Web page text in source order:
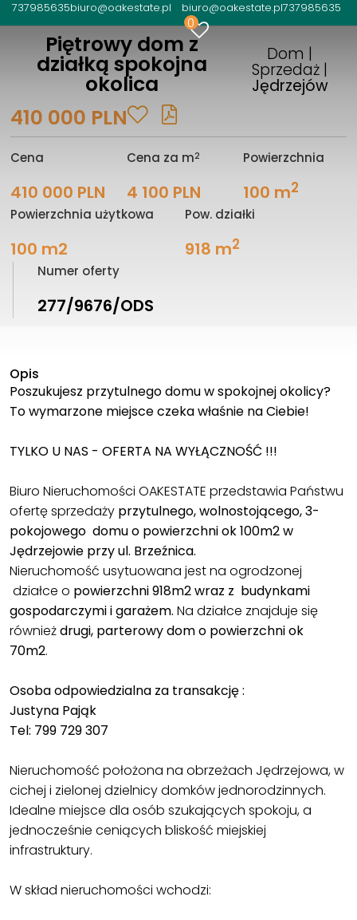
737985635biuro@oakestate.pl biuro@oakestate.pl737985635
0
Piętrowy dom z
działką spokojna
okolica
Dom |
Sprzedaż |
Jędrzejów
410 000 PLN
Cena
410 000 PLN
Cena za m2
4 100 PLN
Powierzchnia
100 m2
Powierzchnia użytkowa
100 m2
Pow. działki
918 m2
Numer oferty
277/9676/ODS
Opis
Poszukujesz przytulnego domu w spokojnej okolicy?
To wymarzone miejsce czeka właśnie na Ciebie!
TYLKO U NAS - OFERTA NA WYŁĄCZNOŚĆ !!!
Biuro Nieruchomości OAKESTATE przedstawia Państwu
ofertę sprzedaży przytulnego, wolnostojącego, 3-
pokojowego domu o powierzchni ok 100m2 w
Jędrzejowie przy ul. Brzeźnica.
Nieruchomość usytuowana jest na ogrodzonej
działce o powierzchni 918m2 wraz z budynkami
gospodarczymi i garażem. Na działce znajduje się
równieżdrugi, parterowy domo powierzchni ok
70m2.
Osoba odpowiedzialna za transakcję :
Justyna Pająk
Tel: 799 729 307
Nieruchomość położona na obrzeżach Jędrzejowa, w
cichej i zielonej dzielnicy domków jednorodzinnych.
Idealne miejsce dla osób szukających spokoju, a
jednocześnie ceniących bliskość miejskiej
infrastruktury.
W skład nieruchomości wchodzi: